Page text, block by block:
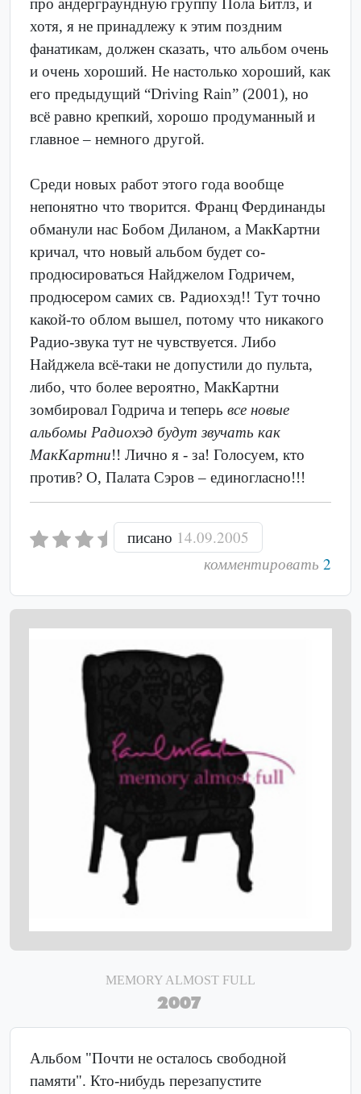
про андерграундную группу Пола Битлз, и
хотя, я не принадлежу к этим поздним
фанатикам, должен сказать, что альбом очень
и очень хороший. Не настолько хороший, как
его предыдущий “Driving Rain” (2001), но
всё равно крепкий, хорошо продуманный и
главное – немного другой.
Среди новых работ этого года вообще
непонятно что творится. Франц Фердинанды
обманули нас Бобом Диланом, а МакКартни
кричал, что новый альбом будет со-
продюсироваться Найджелом Годричем,
продюсером самих св. Радиохэд!! Тут точно
какой-то облом вышел, потому что никакого
Радио-звука тут не чувствуется. Либо
Найджела всё-таки не допустили до пульта,
либо, что более вероятно, МакКартни
зомбировал Годрича и теперь все новые
альбомы Радиохэд будут звучать как
МакКартни!! Лично я - за! Голосуем, кто
против? О, Палата Сэров – единогласно!!!
писано 14.09.2005
комментировать 2
MEMORY ALMOST FULL
2007
Альбом "Почти не осталось свободной
памяти". Кто-нибудь перезапустите